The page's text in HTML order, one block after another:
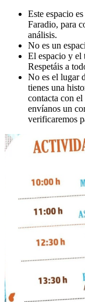
Este espacio
Faradio, para
análisis.
No es un
El espacio y el
Respetáis a
No es el lugar
tienes una
contacta con
envíanos un
verificaremos